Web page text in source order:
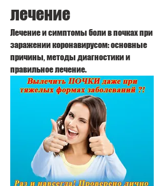
лечение
Лечение и симптомы боли в почках при
заражении коронавирусом: основные
причины, методы диагностики и
правильное лечение.